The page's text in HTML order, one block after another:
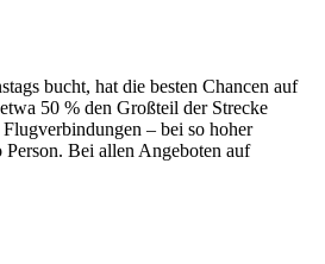
bucht, hat die besten Chancen auf
50 % den Großteil der Strecke
– bei so hoher
Bei allen Angeboten auf